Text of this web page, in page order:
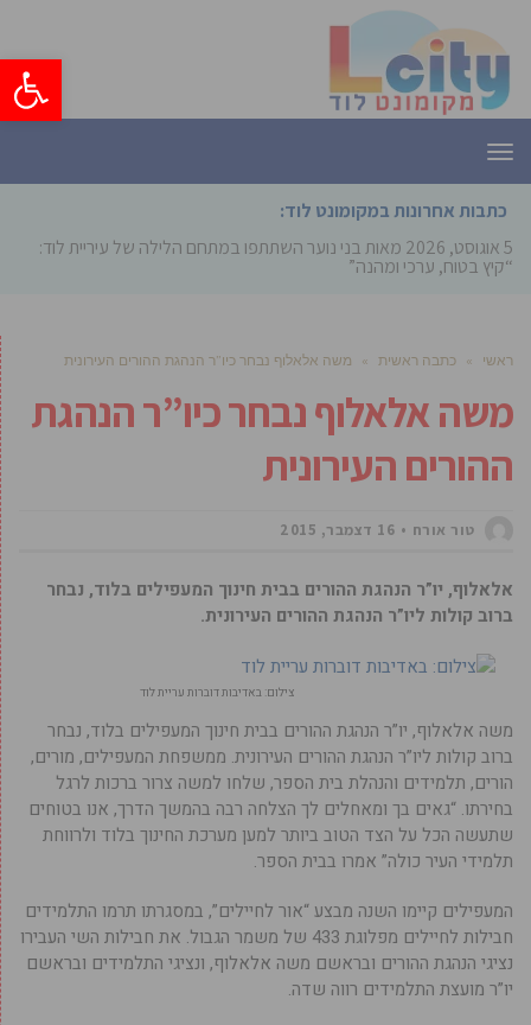
פתח
תפריט
כתבות אחרונות במקומונט לוד:
5 אוגוסט, 2026
מאות בני נוער השתתפו במתחם הלילה של עיריית לוד:
“קיץ בטוח, ערכי ומהנה”
ראשי » כתבה ראשית » משה אלאלוף נבחר כיו”ר הנהגת ההורים העירונית
משה אלאלוף נבחר כיו”ר הנהגת
ההורים העירונית
טור אורח 16 דצמבר, 2015
אלאלוף, יו”ר הנהגת ההורים בבית חינוך המעפילים בלוד, נבחר
ברוב קולות ליו”ר הנהגת ההורים העירונית.
צילום: באדיבות דוברות עריית לוד
משה אלאלוף, יו”ר הנהגת ההורים בבית חינוך המעפילים בלוד, נבחר
ברוב קולות ליו”ר הנהגת ההורים העירונית. ממשפחת המעפילים, מורים,
הורים, תלמידים והנהלת בית הספר, שלחו למשה צרור ברכות לרגל
בחירתו. “גאים בך ומאחלים לך הצלחה רבה בהמשך הדרך, אנו בטוחים
שתעשה הכל על הצד הטוב ביותר למען מערכת החינוך בלוד ולרווחת
תלמידי העיר כולה” אמרו בבית הספר.
המעפילים קיימו השנה מבצע “אור לחיילים”, במסגרתו תרמו התלמידים
חבילות לחיילים מפלוגת 433 של משמר הגבול. את חבילות השי העבירו
נציגי הנהגת ההורים ובראשם משה אלאלוף, ונציגי התלמידים ובראשם
יו”ר מועצת התלמידים רווה שדה.